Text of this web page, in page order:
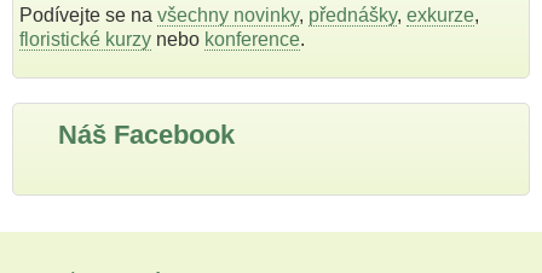
Podívejte se na všechny novinky, přednášky, exkurze,
floristické kurzy nebo konference.
Náš Facebook